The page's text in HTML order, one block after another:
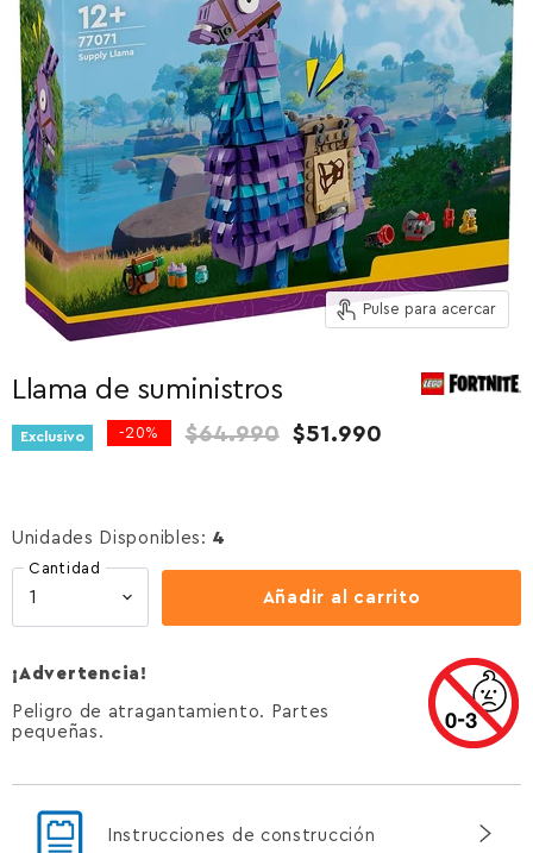
Pulse para acercar
Llama de suministros
Exclusivo -20% Precio original
$64.990 Precio actual
$51.990
Unidades Disponibles: 4
Cantidad
Añadir al carrito
¡Advertencia!
Peligro de atragantamiento. Partes
pequeñas.
Instrucciones de construcción